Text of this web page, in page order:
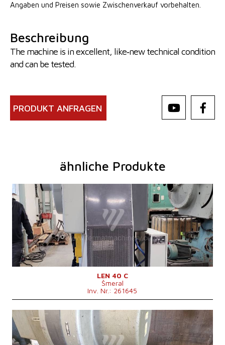
Angaben und Preisen sowie Zwischenverkauf vorbehalten.
Beschreibung
The machine is in excellent, like‑new technical condition
and can be tested.
PRODUKT ANFRAGEN
ähnliche Produkte
Baujahr:
Presskraft
40 t
Die Abmessungen des Desktop
660 x 530 mm
Max. Stößelhub
95 mm
Stößelabmessungen
400 x 250 mm
Stößelverstellung
60 mm
Einbauhohe
295 mm
Hauptmotorleistung
3/4 kW
Maschinenabmessungen L x B x H1245 x 1585 x 2370 mm
4500 kg
nein
LEN 40 C
Šmeral
Inv. Nr.: 261645
Baujahr:
1993
Presskraft
63 t
Die Abmessungen des Desktopmm